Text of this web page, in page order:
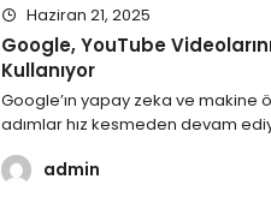
Haziran 21, 2025
Google, YouTube
Kullanıyor
Google’ın yapay zeka ve makine
adımlar hız kesmeden devam
admin